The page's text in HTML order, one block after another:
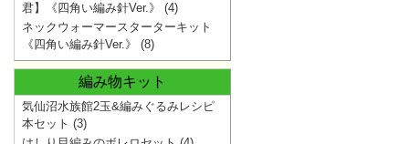
君】《四角い編み針Ver.》
(4)
ネックウォーマースターターキット
《四角い編み針Ver.》
(8)
編み物キット
気仙沼水族館2玉&編みぐるみレシピ
本セット (3)